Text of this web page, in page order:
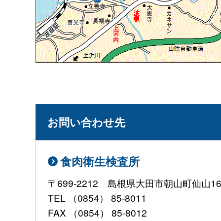
お問い合わせ先
食肉衛生検査所
〒699-2212 島根県大田市朝山町仙山
TEL （0854） 85-8011
FAX （0854） 85-8012